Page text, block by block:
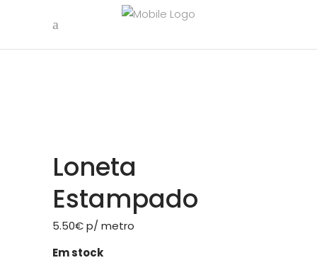
Loneta
Estampado
5.50€p/ metro
Em stock